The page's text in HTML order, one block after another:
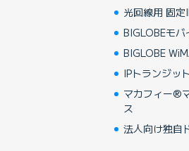
光回線用 固定
BIGLOBEモバ
BIGLOBE
IPトランジッ
マカフィー®
ス
法人向け独自